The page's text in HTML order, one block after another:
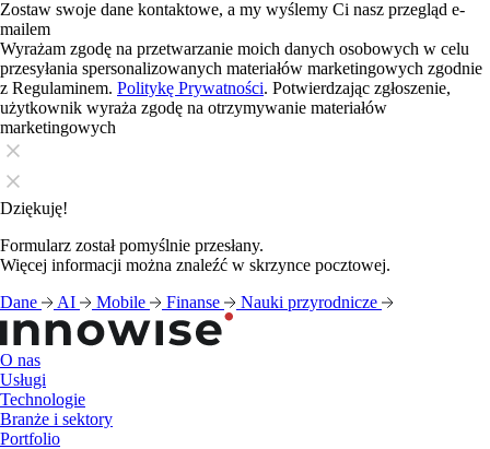
Zostaw swoje dane kontaktowe, a my wyślemy Ci nasz przegląd e-
mailem
Wyrażam zgodę na przetwarzanie moich danych osobowych w celu
przesyłania spersonalizowanych materiałów marketingowych zgodnie
z Regulaminem. Politykę Prywatności. Potwierdzając zgłoszenie,
użytkownik wyraża zgodę na otrzymywanie materiałów
marketingowych
Dziękuję!
Formularz został pomyślnie przesłany.
Więcej informacji można znaleźć w skrzynce pocztowej.
Dane
AI Mobile Finanse Nauki przyrodnicze
O nas
Usługi
Technologie
Branże i sektory
Portfolio